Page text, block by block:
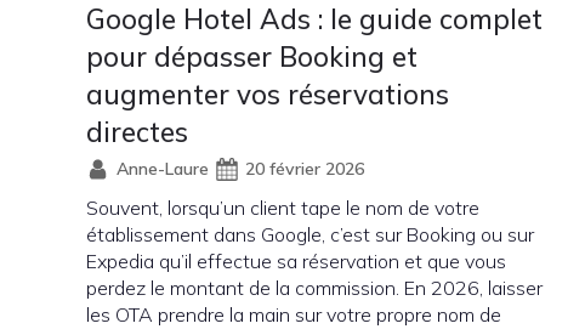
Google Hotel Ads : le guide complet
pour dépasser Booking et
augmenter vos réservations
directes
Anne-Laure 20 février 2026
Souvent, lorsqu’un client tape le nom de votre
établissement dans Google, c’est sur Booking ou sur
Expedia qu’il effectue sa réservation et que vous
perdez le montant de la commission. En 2026, laisser
les OTA prendre la main sur votre propre nom de